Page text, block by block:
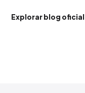
Explorar blog oficial